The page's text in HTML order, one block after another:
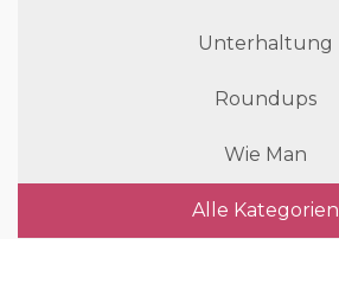
Unterhaltung
Roundups
Wie Man
Alle Kategorien